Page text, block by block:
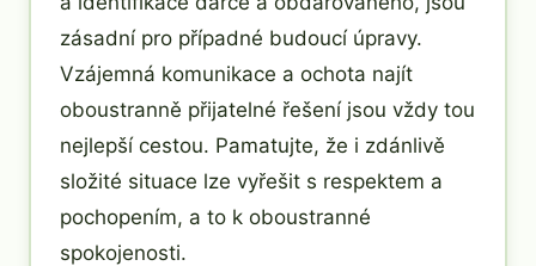
zásadní pro případné budoucí úpravy.
Vzájemná komunikace a ochota najít
oboustranně přijatelné řešení jsou vždy tou
nejlepší cestou. Pamatujte, že i zdánlivě
složité situace lze vyřešit s respektem a
pochopením, a to k oboustranné
spokojenosti.